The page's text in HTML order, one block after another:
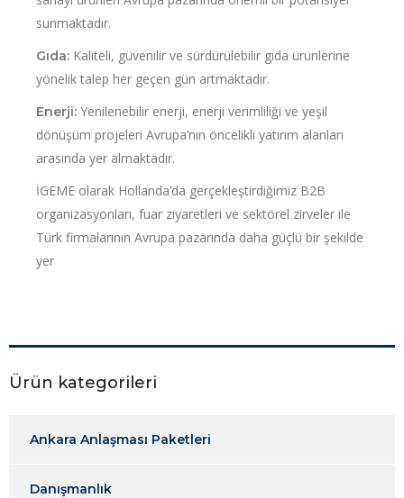
sunmaktadır.
Gıda: Kaliteli, güvenilir ve sürdürülebilir gıda ürünlerine
yönelik talep her geçen gün artmaktadır.
Enerji: Yenilenebilir enerji, enerji verimliliği ve yeşil
dönüşüm projeleri Avrupa’nın öncelikli yatırım alanları
arasında yer almaktadır.
İGEME olarak Hollanda’da gerçekleştirdiğimiz B2B
organizasyonları, fuar ziyaretleri ve sektörel zirveler ile
Türk firmalarının Avrupa pazarında daha güçlü bir şekilde
yer
Ürün kategorileri
Ankara Anlaşması Paketleri
Danışmanlık